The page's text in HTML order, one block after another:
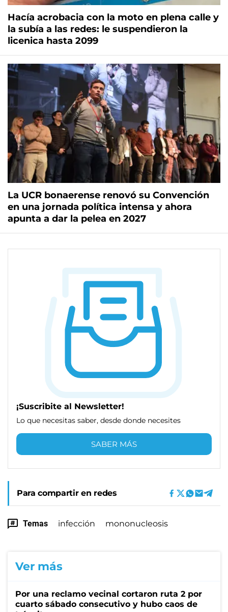
Hacía acrobacia con la moto en plena calle y
la subía a las redes: le suspendieron la
licenica hasta 2099
La UCR bonaerense renovó su Convención
en una jornada política intensa y ahora
apunta a dar la pelea en 2027
¡Suscribite al Newsletter!
Lo que necesitas saber, desde donde necesites
SABER MÁS
Para compartir en redes
Temas infección mononucleosis
Ver más
Por una reclamo vecinal cortaron ruta 2 por
cuarto sábado consecutivo y hubo caos de